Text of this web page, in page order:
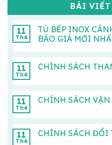
BÀI VIẾT
11
Th4
TỦ BẾP INOX
BÁO GIÁ MỚI
11
Th4
CHÍNH SÁCH
11
Th4
CHÍNH SÁCH
11
Th4
CHÍNH SÁCH ĐỔI